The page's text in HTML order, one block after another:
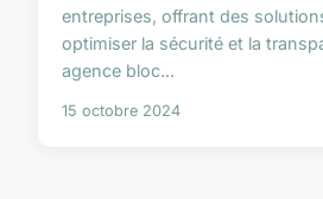
entreprises, offrant des
optimiser la sécurité et la
agence bloc...
15 octobre 2024